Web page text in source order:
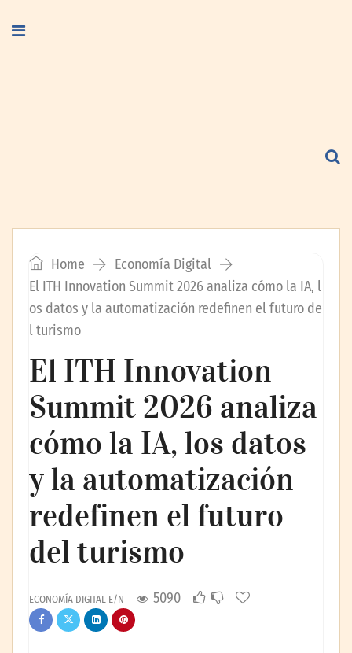
Home
Economía Digital
El ITH Innovation Summit 2026 analiza cómo la IA, l
os datos y la automatización redefinen el futuro de
l turismo
El ITH Innovation
Summit 2026 analiza
cómo la IA, los datos
y la automatización
redefinen el futuro
del turismo
ECONOMÍA DIGITAL E/N 5090